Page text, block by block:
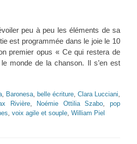
peu à peu les éléments de sa
est programmée dans le joie le 10
premier opus « Ce qui restera de
monde de la chanson. Il s’en est
, Baronesa, belle écriture, Clara Lucciani,
Rivière, Noémie Ottilia Szabo,pop
, voix agile et souple, William Piel